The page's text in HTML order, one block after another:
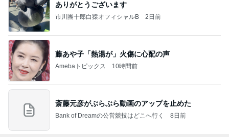
ありがとうございます
市川團十郎白猿オフィシャルB 2日前
藤あや子「熱湯が」火傷に心配の声
Amebaトピックス 10時間前
斎藤元彦がぶらぶら動画のアップを止めた
Bank of Dreamの公営競技はどこへ行く 8日前